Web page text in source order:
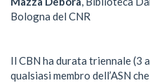
Bologna del CNR
Il CBN ha durata triennale (3
qualsiasi membro dell’ASN